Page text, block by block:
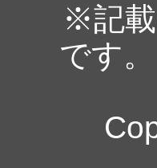
※記載
です